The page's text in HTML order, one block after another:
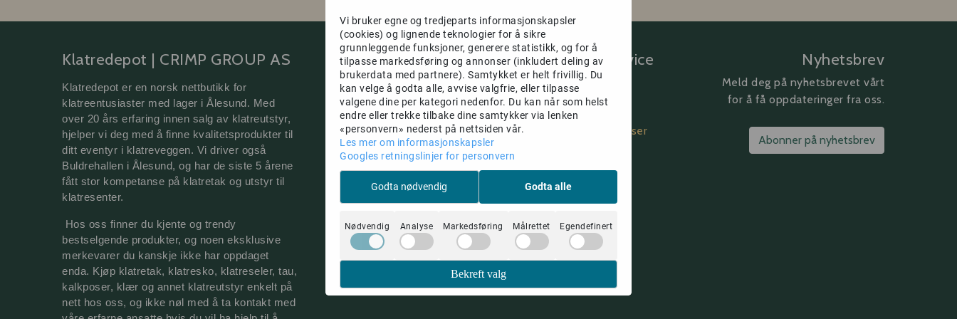
Klatredepot | CRIMP GROUP AS
Klatredepot er en norsk nettbutikk for
klatreentusiaster med lager i Ålesund. Med
over 20 års erfaring innen salg av klatreutstyr,
hjelper vi deg med å finne kvalitetsprodukter til
ditt eventyr i klatreveggen. Vi driver også
Buldrehallen i Ålesund, og har de siste 5 årene
fått stor kompetanse på klatretak og utstyr til
klatresenter.
Hos oss finner du kjente og trendy
bestselgende produkter, og noen eksklusive
merkevarer du kanskje ikke har oppdaget
enda. Kjøp klatretak, klatresko, klatreseler, tau,
kalkposer, klær og annet klatreutstyr enkelt på
nett hos oss, og ikke nøl med å ta kontakt med
Om oss
Klatredepot | CRIMP GROUP AS
Lerstadvegen 506 B
6018 Ålesund
Org. nr. 919 059 702 MVA
73185001
post@klatredepot.no
Kundeservice
Rabattkoder
Om oss
Salgsbetingelser
Nyhetsbrev
Meld deg på nyhetsbrevet vårt
for å få oppdateringer fra oss.
Abonner på nyhetsbrev
Vi bruker egne og tredjeparts informasjonskapsler
(cookies) og lignende teknologier for å sikre
grunnleggende funksjoner, generere statistikk, og for å
tilpasse markedsføring og annonser (inkludert deling av
brukerdata med partnere). Samtykket er helt frivillig. Du
kan velge å godta alle, avvise valgfrie, eller tilpasse
valgene dine per kategori nedenfor. Du kan når som helst
endre eller trekke tilbake dine samtykker via lenken
«personvern» nederst på nettsiden vår.
Les mer om informasjonskapsler
Googles retningslinjer for personvern
Godta nødvendig Godta alle
Nødvendig Analyse Markedsføring Målrettet Egendefinert
Bekreft valg